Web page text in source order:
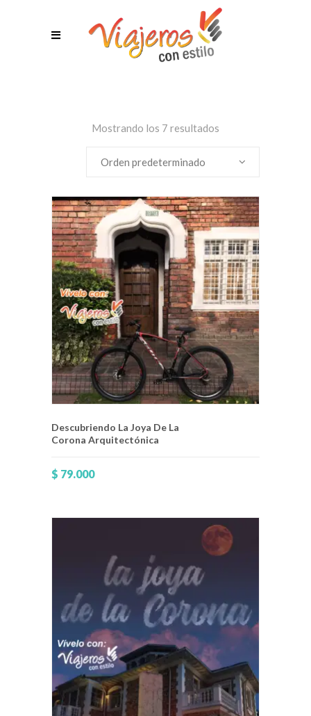
Mostrando los 7 resultados
Orden predeterminado
Descubriendo La Joya De La
Corona Arquitectónica
$ 79.000